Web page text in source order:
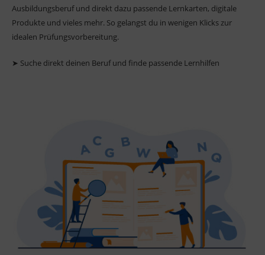
Ausbildungsberuf und direkt dazu passende Lernkarten, digitale
Produkte und vieles mehr. So gelangst du in wenigen Klicks zur
idealen Prüfungsvorbereitung.
➤ Suche direkt deinen Beruf und finde passende Lernhilfen